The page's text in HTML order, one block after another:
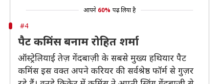
आपने 60% पढ़ लिया है
#4
पैट कमिंस बनाम रोहित शर्मा
ऑस्ट्रेलियाई तेज़ गेंदबाज़ी के सबसे मुख्य हथियार पैट
कमिंस इस वक्त अपने करियर की सर्वश्रेष्ठ फॉर्म से गुज़र